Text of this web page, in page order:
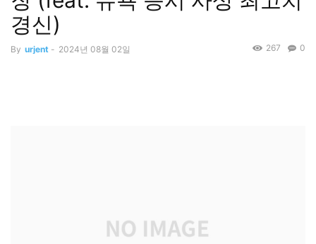
경신)
By urjent - 2024년 08월 02일 0
267